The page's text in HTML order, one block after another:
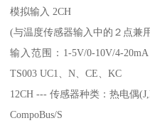
模拟输入 2CH
(与温度传感器输入中的２点兼
输入范围：1-5V/0-10V/4-
TS003 UC1、N、CE、KC
12CH --- 传感器种类：热电偶
CompoBus/S